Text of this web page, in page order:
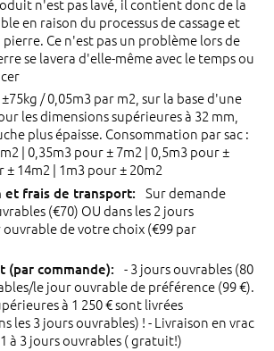
n'est pas lavé, il contient donc de la
en raison du processus de cassage et
Ce n'est pas un problème lors de
se lavera d'elle-même avec le temps ou
±75kg / 0,05m3 par m2, sur la base d'une
les dimensions supérieures à 32 mm,
plus épaisse. Consommation par sac :
| 0,35m3 pour ± 7m2 | 0,5m3 pour ±
± 14m2 | 1m3 pour ± 20m2
Sur demande
(€70) OU dans les 2 jours
de votre choix (€99 par
- 3 jours ouvrables (80
le jour ouvrable de préférence (99 €).
à 1 250 € sont livrées
les 3 jours ouvrables) ! - Livraison en vrac
à 3 jours ouvrables ( gratuit!)